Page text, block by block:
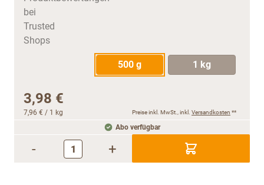
500 g 1 kg
3,98 €
7,96 € / 1 kg Preise inkl. MwSt., inkl. Versandkosten **
Abo verfügbar
- +